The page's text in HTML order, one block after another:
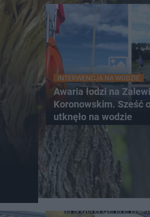
INTERWENCJA NA WODZIE
Awaria łodzi na
Koronowskim. Sześć
utknęło na wodzie